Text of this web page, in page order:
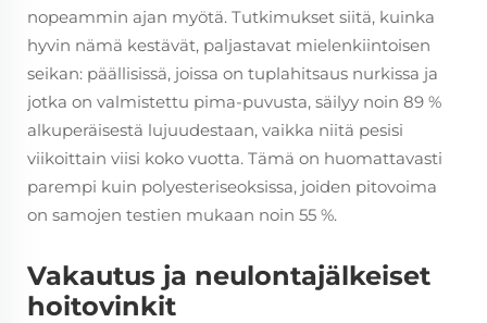
nopeammin ajan myötä. Tutkimukset siitä, kuinka
hyvin nämä kestävät, paljastavat mielenkiintoisen
seikan: päällisissä, joissa on tuplahitsaus nurkissa ja
jotka on valmistettu pima-puvusta, säilyy noin 89 %
alkuperäisestä lujuudestaan, vaikka niitä pesisi
viikoittain viisi koko vuotta. Tämä on huomattavasti
parempi kuin polyesteriseoksissa, joiden pitovoima
on samojen testien mukaan noin 55 %.
Vakautus ja neulontajälkeiset
hoitovinkit